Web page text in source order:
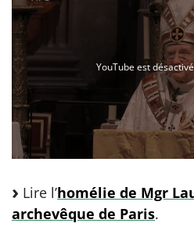
YouTube est
Lire l’homélie de Mgr
archevêque de Paris.